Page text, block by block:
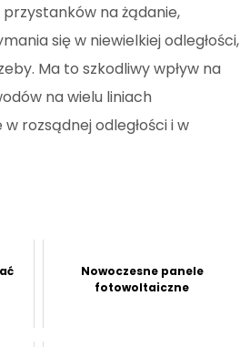
na żądanie,
się w niewielkiej odległości,
Ma to szkodliwy wpływ na
na wielu liniach
rozsądnej odległości i w
Nowoczesne panele
fotowoltaiczne